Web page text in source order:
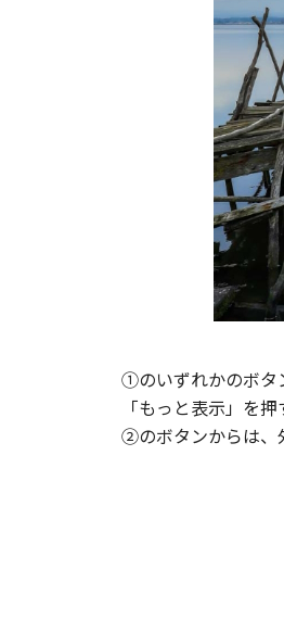
①のいずれかのボタ
「もっと表示」を
②のボタンからは、